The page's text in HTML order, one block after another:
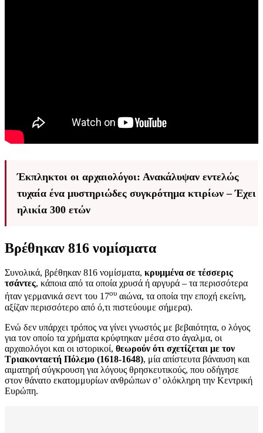
Έκπληκτοι οι αρχαιολόγοι: Ανακάλυψαν εντελώς
τυχαία ένα μυστηριώδες συγκρότημα κτιρίων – Έχει
ηλικία 300 ετών
Βρέθηκαν 816 νομίσματα
Συνολικά, βρέθηκαν 816 νομίσματα, κρυμμένα σε τέσσερις
τσάντες, κάποια από τα οποία χρυσά ή αργυρά – τα περισσότερα
ήταν γερμανικά σεντ του 17ου αιώνα, τα οποία την εποχή εκείνη,
αξίζαν περισσότερο από ό,τι πιστεύουμε σήμερα).
Ενώ δεν υπάρχει τρόπος να γίνει γνωστός με βεβαιότητα, ο λόγος
για τον οποίο τα χρήματα κρύφτηκαν μέσα στο άγαλμα, οι
αρχαιολόγοι και οι ιστορικοί, θεωρούν ότι σχετίζεται με τον
Τριακονταετή Πόλεμο (1618-1648), μία απίστευτα βάναυση και
αιματηρή σύγκρουση για λόγους θρησκευτικούς, που οδήγησε
στον θάνατο εκατομμυρίων ανθρώπων σ’ ολόκληρη την Κεντρική
Ευρώπη.